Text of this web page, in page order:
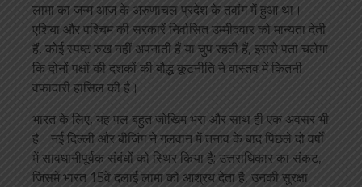
लामा का जन्म आज के अरुणाचल प्रदेश के तवांग में हुआ था।
एशिया और पश्चिम की सरकारें निर्वासित उम्मीदवार को मान्यता देती
हैं, कोई स्पष्ट रुख नहीं अपनाती हैं या चुप रहती हैं, इससे पता चलेगा
कि दोनों पक्षों की दशकों की बौद्ध कूटनीति ने वास्तव में कितनी
वफादारी हासिल की है।
भारत के लिए, यह पल बहुत जोखिम भरा और साथ ही एक अवसर भी
है। नई दिल्ली और बीजिंग ने गलवान में तनाव के बाद पिछले दो वर्षों
में सावधानीपूर्वक संबंधों को स्थिर किया है; उत्तराधिकार का संकट,
जिसमें भारत 15वें दलाई लामा को आश्रय देता है, उनकी सुरक्षा